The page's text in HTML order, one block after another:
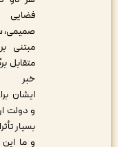
فضایی بسیار
صمیمی، سازنده و
مبتنی بر احترام
متقابل برگزار شد.
خبر شهادت
ایشان برای مردم
و دولت ارمنستان
بسیار تأثرانگیز بود
و ما این اندوه را